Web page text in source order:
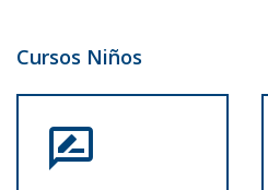
Cursos Niños